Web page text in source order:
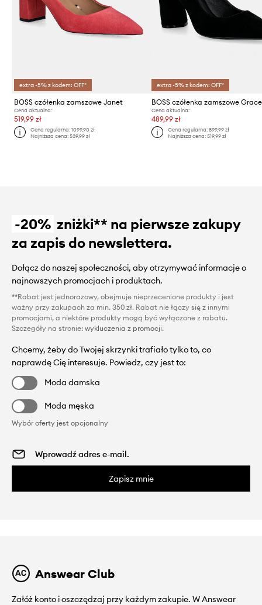
extra -5% z kodem: OFF*
BOSS czółenka zamszowe Janet
Cena aktualna:
519,99 zł
Cena regularna:1099,90 zł
Najniższa cena:539,99 zł
extra -5% z kodem: OFF*
BOSS czółenka zamszowe
Cena aktualna:
489,99 zł
Cena regularna: 899,99 zł
Najniższa cena: 519,99 zł
-20% zniżki** na pierwsze zakupy
za zapis do newslettera.
Dołącz do naszej społeczności, aby otrzymywać informacje o
najnowszych promocjach i produktach.
**Rabat jest jednorazowy, obejmuje nieprzecenione produkty i jest
ważny przy zakupach za min. 350 zł. Rabat nie łączy się z innymi
promocjami, a niektóre produkty mogą być wyłączone z rabatu.
Szczegóły na stronie: wykluczenia z promocji.
Chcemy, żeby do Twojej skrzynki trafiało tylko to, co
naprawdę Cię interesuje. Powiedz, czy jest to:
Moda damska
Moda męska
Wybór oferty jest opcjonalny
Zapisz mnie
Answear Club
Załóż konto i oszczędzaj przy każdym zakupie. W Answear